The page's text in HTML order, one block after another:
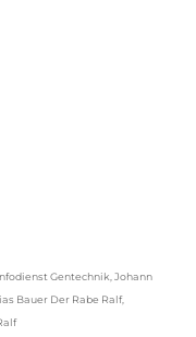
Gentechnik ,Johann
Bauer Der Rabe Ralf,